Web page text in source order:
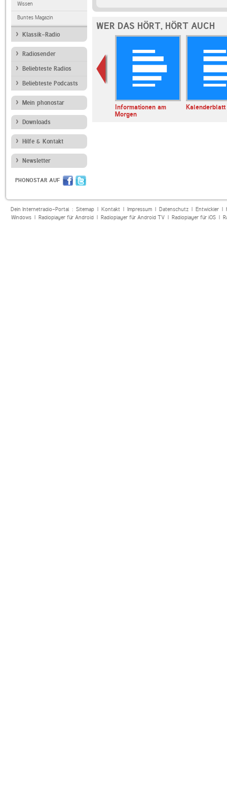
Wissen
Buntes Magazin
Klassik-Radio
Radiosender
Beliebteste Radios
Beliebteste Podcasts
Mein phonostar
Downloads
Hilfe & Kontakt
Newsletter
PHONOSTAR AUF
WER DAS HÖRT, HÖRT AUCH
ARD Radiofestival:
Jazz
Informationen am
Morgen
Kalenderblatt
Dein Internetradio-Portal : Sitemap| Kontakt| Impressum| Datenschutz| Entwickler|
Windows| Radioplayer für Android| Radioplayer für Android TV| Radioplayer für iOS|